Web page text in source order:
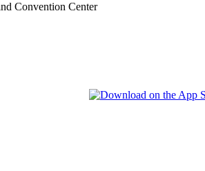
Convention Center